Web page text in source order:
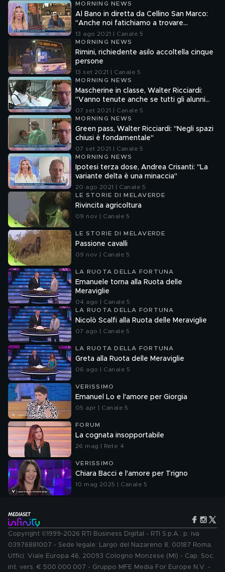
MORNING NEWS
Al Bano in diretta da Cellino San Marco:
"Anche noi fatichiamo a trovare
collaboratori"
13 ago 2021 | Canale 5
MORNING NEWS
Rimini, richiedente asilo accoltella cinque
persone
13 set 2021 | Canale 5
MORNING NEWS
Mascherine in classe, Walter Ricciardi:
"Vanno tenute anche se tutti gli alunni
sono vaccinati"
07 set 2021 | Canale 5
MORNING NEWS
Green pass, Walter Ricciardi: "Negli spazi
chiusi è fondamentale"
07 set 2021 | Canale 5
MORNING NEWS
Ipotesi terza dose, Andrea Crisanti: "La
variante delta è una minaccia"
20 ago 2021 | Canale 5
LE STORIE DI MELAVERDE
Rivincita agricoltura
09 nov | Canale 5
LE STORIE DI MELAVERDE
Passione cavalli
09 nov | Canale 5
LA RUOTA DELLA FORTUNA
Emanuele torna alla Ruota delle
Meraviglie
04 ago | Canale 5
LA RUOTA DELLA FORTUNA
Nicolò Scalfi alla Ruota delle Meraviglie
07 ago | Canale 5
LA RUOTA DELLA FORTUNA
Greta alla Ruota delle Meraviglie
06 ago | Canale 5
VERISSIMO
Emanuel Lo e l'amore per Giorgia
05 apr | Canale 5
FORUM
La cognata insopportabile
26 mag | Rete 4
VERISSIMO
Chiara Bacci e l'amore per Trigno
10 mag 2025 | Canale 5
Copyright ©1999-2026 RTI Business Digital - RTI S.p.A.: p. iva
03976881007 - Sede legale: Largo del Nazareno 8, 00187 Roma.
Uffici: Viale Europa 46, 20093 Cologno Monzese (MI) - Cap. Soc.
int. vers. € 500.000.007 - Gruppo MFE Media For Europe N.V. -